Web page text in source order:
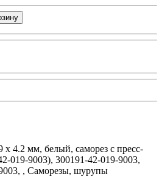
4.2 мм, белый, саморез с пресс-
019-9003), 300191-42-019-9003,
, Саморезы, шурупы